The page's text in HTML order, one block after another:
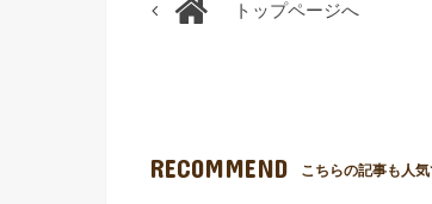
トップページへ
RECOMMEND こちらの記事も人気